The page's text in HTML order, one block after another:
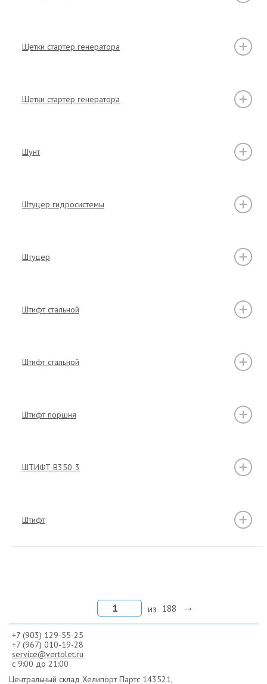
Щетки стартер генератора
Щетки стартер генератора
Шунт
Штуцер гидросистемы
Штуцер
Штифт стальной
Штифт стальной
Штифт поршня
ШТИФТ B350-3
Штифт
из 188
+7 (903) 129-55-25
+7 (967) 010-19-28
service@vertolet.ru
с 9:00 до 21:00
Центральный склад Хелипорт Партс 143521,